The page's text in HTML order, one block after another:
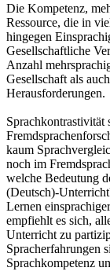
Die Kompetenz,
Ressource, die in
hingegen
Gesellschaftliche
Anzahl
Gesellschaft als
Herausforderungen.
Sprachkontrastivität
kaum
noch im
welche Bedeutung
(Deutsch)-
Lernen
empfiehlt es sich,
Unterricht zu
Spracherfahrungen
Sprachkompetenz